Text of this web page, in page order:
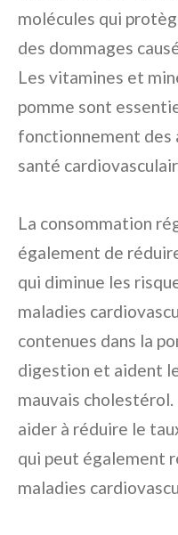
molécules qui
des dommages
Les vitamines et
pomme sont
fonctionnement des
santé
La consommation
également de
qui diminue les
maladies
contenues dans la
digestion et aident
mauvais
aider à réduire le
qui peut également
maladies